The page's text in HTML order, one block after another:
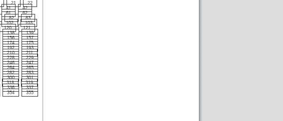
21
22
41
42
61
62
82
83
102
103
120
121
138
139
156
157
174
175
192
193
210
211
228
229
246
247
264
265
282
283
300
301
318
319
336
337
354
355